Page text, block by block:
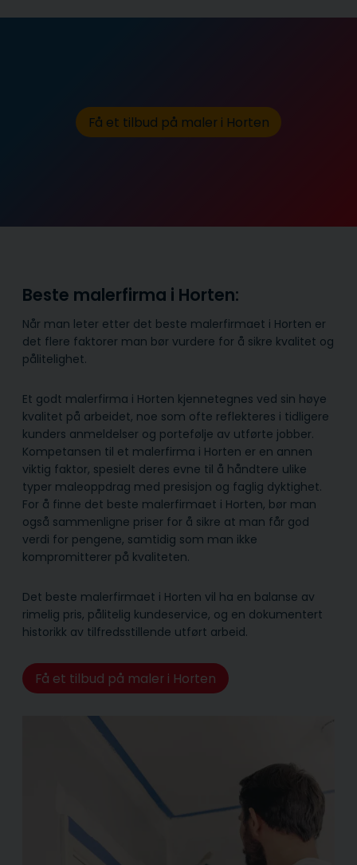
Få et tilbud på maler i Horten
Beste malerfirma i Horten:
Når man leter etter det beste malerfirmaet i Horten er
det flere faktorer man bør vurdere for å sikre kvalitet og
pålitelighet.
Et godt malerfirma i Horten kjennetegnes ved sin høye
kvalitet på arbeidet, noe som ofte reflekteres i tidligere
kunders anmeldelser og portefølje av utførte jobber.
Kompetansen til et malerfirma i Horten er en annen
viktig faktor, spesielt deres evne til å håndtere ulike
typer maleoppdrag med presisjon og faglig dyktighet.
For å finne det beste malerfirmaet i Horten, bør man
også sammenligne priser for å sikre at man får god
verdi for pengene, samtidig som man ikke
kompromitterer på kvaliteten.
Det beste malerfirmaet i Horten vil ha en balanse av
rimelig pris, pålitelig kunde­service, og en dokumentert
historikk av tilfredsstillende utført arbeid.
Få et tilbud på maler i Horten